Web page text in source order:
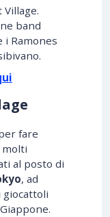
band
i Ramones
fare
molti
al posto di
, ad
giocattoli